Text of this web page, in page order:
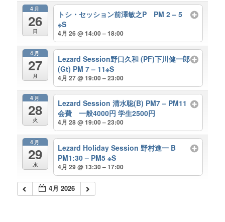
4月
26
日
トシ・セッション前澤敏之P PM 2 – 5
※S
4月 26 @ 14:00 – 18:00
4月
27
月
Lezard Session野口久和 (PF)下川健一郎
(Gt) PM 7 – 11※S
4月 27 @ 19:00 – 23:00
4月
28
火
Lezard Session 清水聡(B) PM7 – PM11
会費 一般4000円 学生2500円
4月 28 @ 19:00 – 23:00
4月
29
水
Lezard Holiday Session 野村進一 B
PM1:30 – PM5 ※S
4月 29 @ 13:30 – 17:00
4月 2026